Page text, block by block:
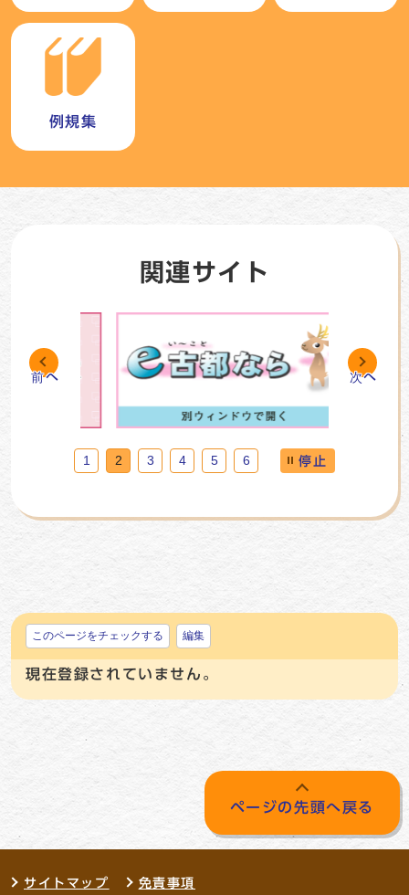
例規集
関連サイト
前へ 次へ
1 2 3 4 5 6 停止
このページをチェックする 編集
現在登録されていません。
ページの先頭へ戻る
サイトマップ 免責事項